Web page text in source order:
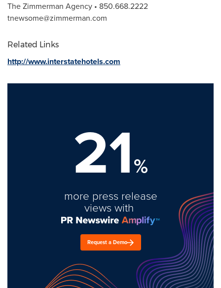
The Zimmerman Agency • 850.668.2222
tnewsome@zimmerman.com
Related Links
http://www.interstatehotels.com
21%
more press release
views with
Request a Demo